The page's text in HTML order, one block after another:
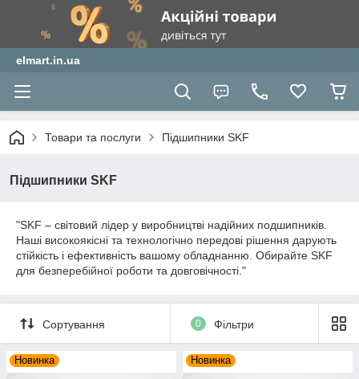
elmart.in.ua
Товари та послуги Підшипники SKF
Підшипники SKF
"SKF – світовий лідер у виробництві надійних подшипників.
Наші високоякісні та технологічно передові рішення дарують
стійкість і ефективність вашому обладнанню. Обирайте SKF
для безперебійної роботи та довговічності."
Сортування 0 Фільтри
Новинка Новинка